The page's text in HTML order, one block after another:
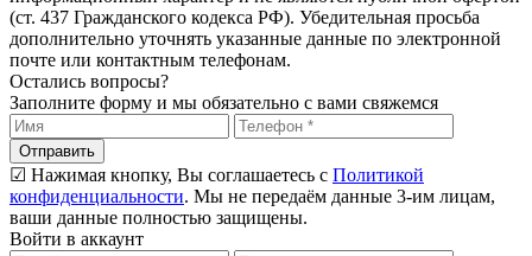
(ст. 437 Гражданского кодекса РФ). Убедительная просьба
дополнительно уточнять указанные данные по электронной
почте или контактным телефонам.
Остались вопросы?
Заполните форму и мы обязательно с вами свяжемся
Отправить
☑ Нажимая кнопку, Вы соглашаетесь с Политикой
конфиденциальности. Мы не передаём данные 3-им лицам,
ваши данные полностью защищены.
Войти в аккаунт